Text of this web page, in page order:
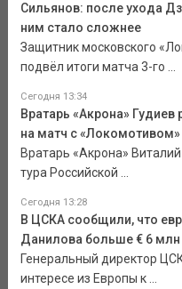
Сильянов: после ухода
ним стало сложнее
Защитник московского
подвёл итоги матча 3-го ...
Сегодня 13:34
Вратарь «Акрона»
на матч с «Локомотивом»
Вратарь «Акрона»
тура Российской ...
Сегодня 13:28
В ЦСКА сообщили, что
Данилова больше € 6
Генеральный директор
интересе из Европы к ...